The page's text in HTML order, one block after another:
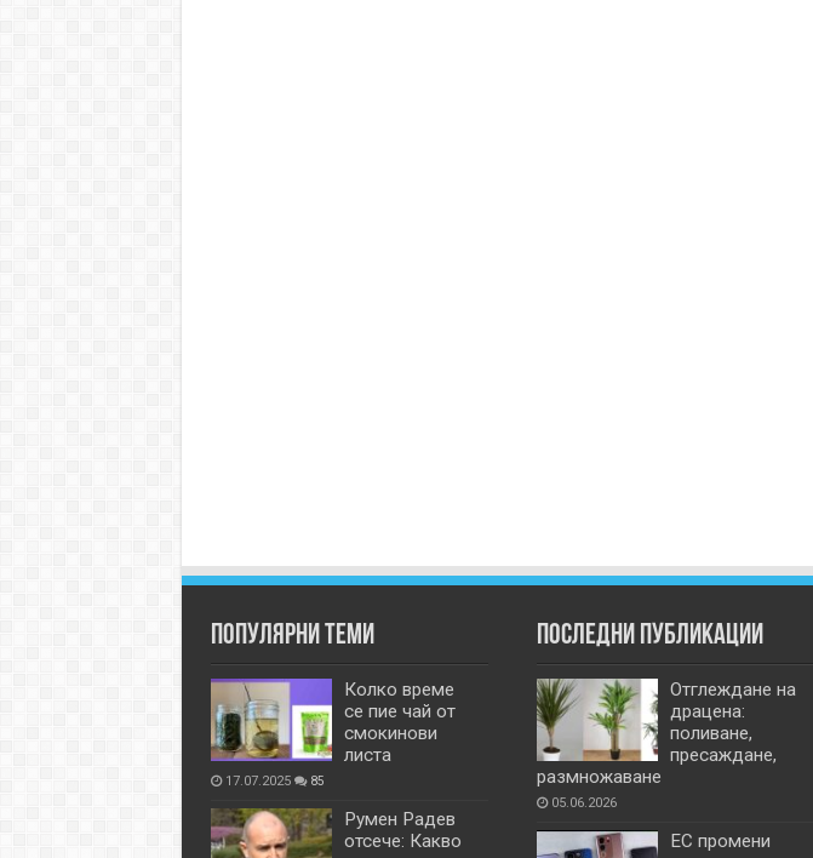
Популярни теми
Колко време
се пие чай от
смокинови
листа
17.07.2025 85
Румен Радев
отсече: Какво
Последни публикации
Отглеждане на
драцена:
поливане,
пресаждане,
размножаване
05.06.2026
ЕС промени